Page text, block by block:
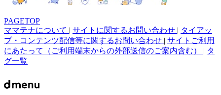
PAGETOP
ママテナについて | サイトに関するお問い合わせ | タイアッ
プ・コンテンツ配信等に関するお問い合わせ | サイトご利用
にあたって（ご利用端末からの外部送信のご案内含む） | タ
グ一覧